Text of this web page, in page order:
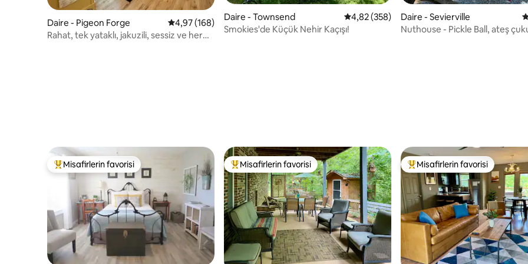
Daire - Pigeon Forge 5 üzerinden ortalama 4,97 puan, 168 değerlendirme
4,97 (168)
Rahat, tek yataklı, jakuzili, sessiz ve her
Daire - Townsend 5 üzerinden ortalama 4,82 puan, 358
4,82 (358)
Smokies'de Küçük Nehir Kaçışı!
Daire - Sevierville
Nuthouse - Pickle Ball, ateş
Misafirlerin favorilerinden en beğenilenler arasında
Misafirlerin favorisi Misafirlerin favorilerinden en beğenilenler arasında
Misafirlerin favorisi Misafirlerin favorilerinden en
Misafirlerin favorisi